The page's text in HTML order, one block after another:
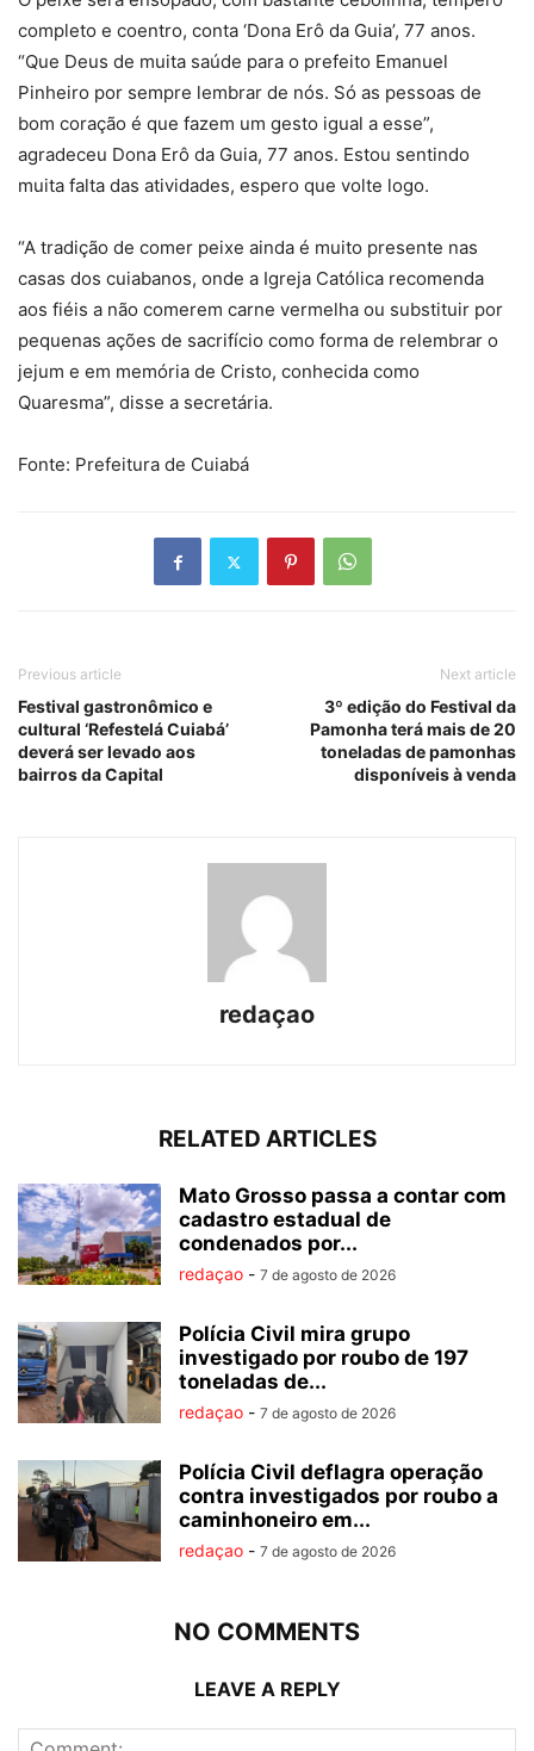
completo e coentro, conta ‘Dona Erô da Guia’, 77 anos.
“Que Deus de muita saúde para o prefeito Emanuel
Pinheiro por sempre lembrar de nós. Só as pessoas de
bom coração é que fazem um gesto igual a esse”,
agradeceu Dona Erô da Guia, 77 anos. Estou sentindo
muita falta das atividades, espero que volte logo.
“A tradição de comer peixe ainda é muito presente nas
casas dos cuiabanos, onde a Igreja Católica recomenda
aos fiéis a não comerem carne vermelha ou substituir por
pequenas ações de sacrifício como forma de relembrar o
jejum e em memória de Cristo, conhecida como
Quaresma”, disse a secretária.
Fonte: Prefeitura de Cuiabá
Previous article
Festival gastronômico e
cultural ‘Refestelá Cuiabá’
deverá ser levado aos
bairros da Capital
Next article
3º edição do Festival da
Pamonha terá mais de 20
toneladas de pamonhas
disponíveis à venda
redaçao
RELATED ARTICLES
Mato Grosso passa a contar com
cadastro estadual de
condenados por...
redaçao - 7 de agosto de 2026
Polícia Civil mira grupo
investigado por roubo de 197
toneladas de...
redaçao - 7 de agosto de 2026
Polícia Civil deflagra operação
contra investigados por roubo a
caminhoneiro em...
redaçao - 7 de agosto de 2026
NO COMMENTS
LEAVE A REPLY